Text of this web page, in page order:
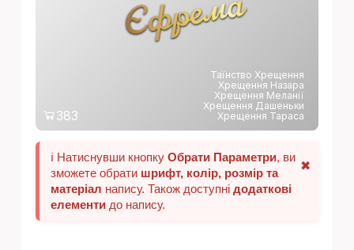
а
Таїнство Хрещення
Хрещення Назара
Хрещення Меланії
Хрещення Дашеньки
Хрещення Тараса
383
✖
ℹ️ Натиснувши кнопку Обрати Параметри, ви
зможете обрати шрифт, колір, розмір та
матеріал напису. Також доступні додаткові
елементидо напису.